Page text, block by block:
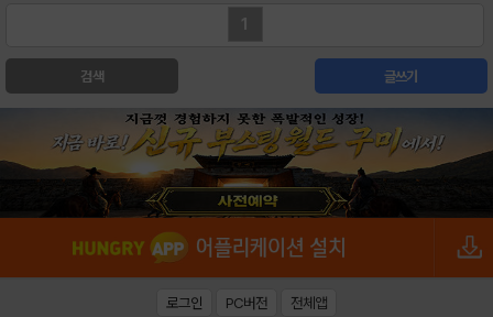
1
검색 글쓰기
로그인 PC버전 전체앱